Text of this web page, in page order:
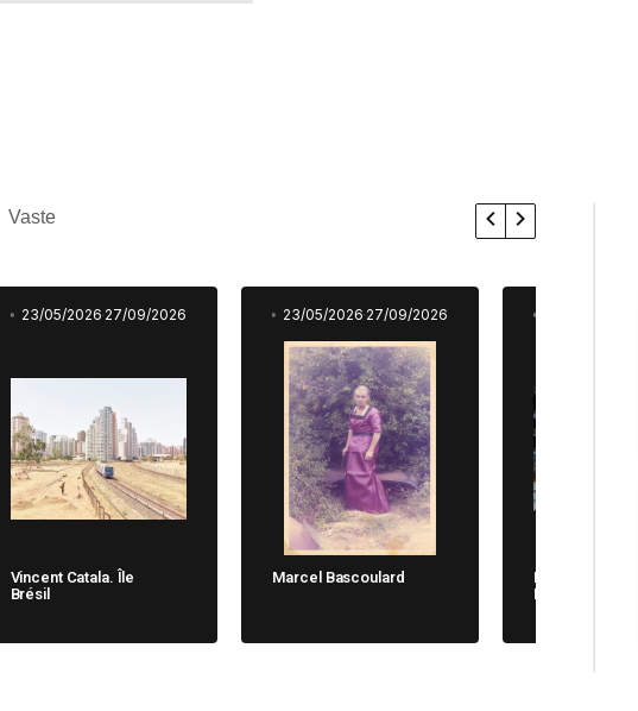
Vaste
23/05/2026 27/09/2026
Vincent Catala. Île
Brésil
23/05/2026 27/09/2026
Marcel Bascoulard Michela Cane.
Non Dimentica